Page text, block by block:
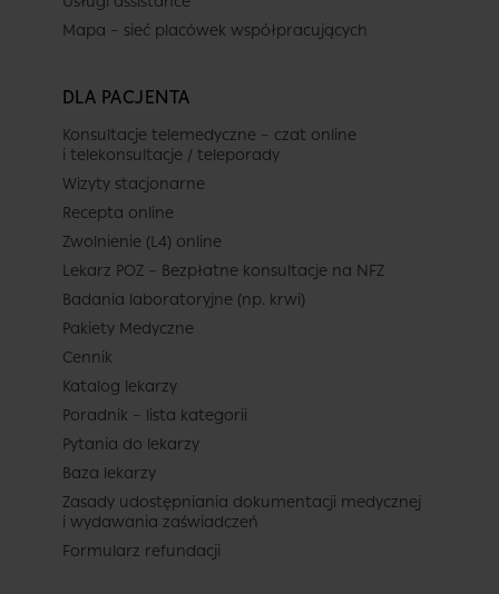
Mapa – sieć placówek współpracujących
DLA PACJENTA
Konsultacje telemedyczne – czat online
i telekonsultacje / teleporady
Wizyty stacjonarne
Recepta online
Zwolnienie (L4) online
Lekarz POZ – Bezpłatne konsultacje na NFZ
Badania laboratoryjne (np. krwi)
Pakiety Medyczne
Cennik
Katalog lekarzy
Poradnik – lista kategorii
Pytania do lekarzy
Baza lekarzy
Zasady udostępniania dokumentacji medycznej
i wydawania zaświadczeń
Formularz refundacji